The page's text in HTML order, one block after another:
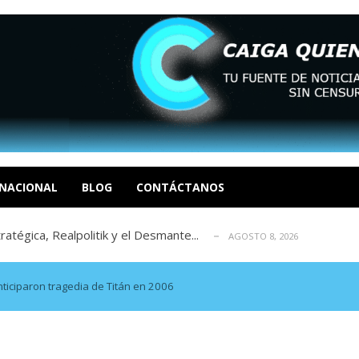
BLOG CONTÁCTANOS
EN LAS ORGANIZACIONES SOCIALES. Por: Dr. Al...
en la política: distinc... AGOSTO 7, 2026
costo del colapso eléctrico en...
Realpolitik y el Desmante...
García AGOSTO 7, 2026
EN LAS ORGANIZACIONES SOCIALES. Por: Dr. Al...
en la política: distinc...
costo del colapso eléctrico en... AGOSTO 7, 2026
tragedia de Titán en 2006